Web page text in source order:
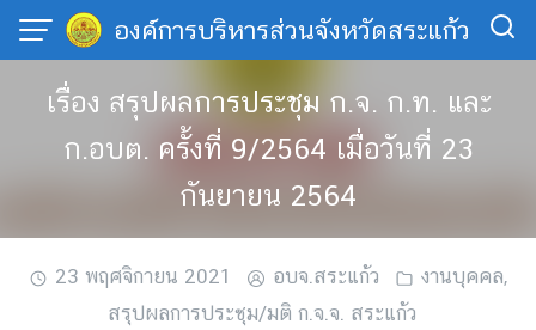
Skip
องค์การบริหารส่วนจังหวัดสระแก้ว
เรื่อง สรุปผลการประชุม ก.จ. ก.ท. และ
ก.อบต. ครั้งที่ 9/2564 เมื่อวันที่ 23
กันยายน 2564
23 พฤศจิกายน 2021 อบจ.สระแก้ว งานบุคคล,
สรุปผลการประชุม/มติ ก.จ.จ. สระแก้ว